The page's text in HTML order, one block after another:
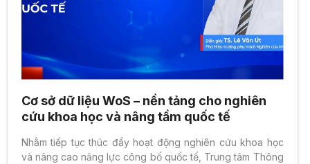
Cơ sở dữ liệu WoS – nền tảng cho nghiên
cứu khoa học và nâng tầm quốc tế
Nhằm tiếp tục thúc đẩy hoạt động nghiên cứu khoa học
và nâng cao năng lực công bố quốc tế, Trung tâm Thông